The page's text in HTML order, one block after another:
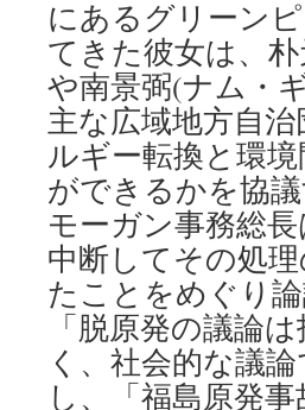
にあるグリーン
てきた彼女は、
や南景弼(ナム・
主な広域地方自
ルギー転換と環
ができるかを協
モーガン事務総
中断してその処
たことをめぐり
「脱原発の議論
く、社会的な議
し、「福島原発